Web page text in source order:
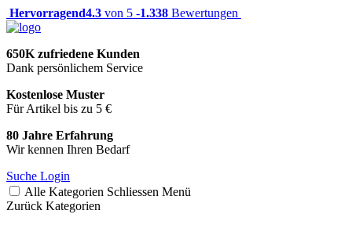
Hervorragend4.3 von 5 -1.338 Bewertungen
650K zufriedene Kunden
Dank persönlichem Service
Kostenlose Muster
Für Artikel bis zu 5 €
80 Jahre Erfahrung
Wir kennen Ihren Bedarf
Suche Login
Alle Kategorien Schliessen Menü
Zurück Kategorien